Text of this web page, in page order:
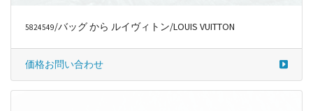
5824549/バッグ から ルイヴィトン/LOUIS VUITTON
価格お問い合わせ